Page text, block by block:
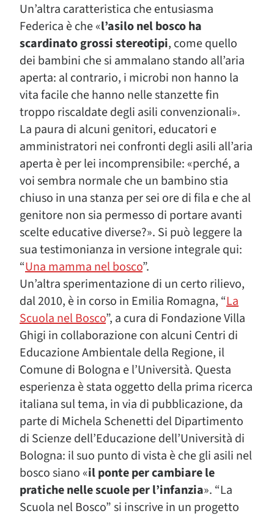
Un’altra caratteristica che entusiasma
Federica è che «l’asilo nel bosco ha
scardinato grossi stereotipi, come quello
dei bambini che si ammalano stando all’aria
aperta: al contrario, i microbi non hanno la
vita facile che hanno nelle stanzette fin
troppo riscaldate degli asili convenzionali».
La paura di alcuni genitori, educatori e
amministratori nei confronti degli asili all’aria
aperta è per lei incomprensibile: «perché, a
voi sembra normale che un bambino stia
chiuso in una stanza per sei ore di fila e che al
genitore non sia permesso di portare avanti
scelte educative diverse?». Si può leggere la
sua testimonianza in versione integrale qui:
“Una mamma nel bosco”.
Un’altra sperimentazione di un certo rilievo,
dal 2010, è in corso in Emilia Romagna, “La
Scuola nel Bosco”, a cura di Fondazione Villa
Ghigi in collaborazione con alcuni Centri di
Educazione Ambientale della Regione, il
Comune di Bologna e l’Università. Questa
esperienza è stata oggetto della prima ricerca
italiana sul tema, in via di pubblicazione, da
parte di Michela Schenetti del Dipartimento
di Scienze dell’Educazione dell’Università di
Bologna: il suo punto di vista è che gli asili nel
bosco siano «il ponte per cambiare le
pratiche nelle scuole per l’infanzia». “La
Scuola nel Bosco” si inscrive in un progetto